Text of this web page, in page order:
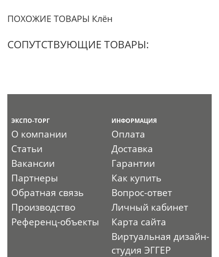
ПОХОЖИЕ ТОВАРЫ Клён
СОПУТСТВУЮЩИЕ ТОВАРЫ:
ЭКСПО-ТОРГ
О компании
Статьи
Вакансии
Партнеры
Обратная связь
Производство
Референц-объекты
ИНФОРМАЦИЯ
Оплата
Доставка
Гарантии
Как купить
Вопрос-ответ
Личный кабинет
Карта сайта
Виртуальная дизайн-
студия ЭГГЕР